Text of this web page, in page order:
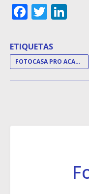
Facebook
Twitter
ETIQUETAS
FOTOCASA PRO ACADEMY